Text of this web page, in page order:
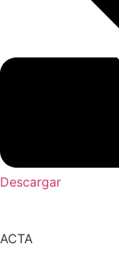
Descargar
ACTA